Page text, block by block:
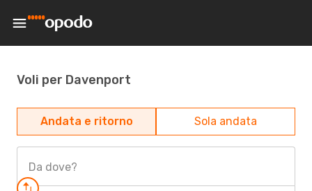
Voli per Davenport
Andata e ritorno Sola andata
Da dove?